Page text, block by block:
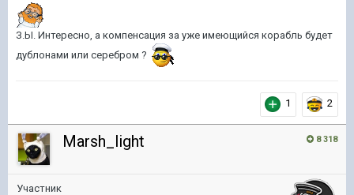
З.Ы. Интересно, а компенсация за уже имеющийся корабль будет
дублонами или серебром ?
1 2
8 318
Marsh_light
Участник